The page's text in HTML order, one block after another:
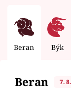
Beran Býk
Beran 7.